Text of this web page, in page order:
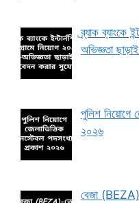
ব্র্যাক ব্যাংকে
অভিজ্ঞতা
পুলিশ নিয়োগে
২০২৬
বেজা